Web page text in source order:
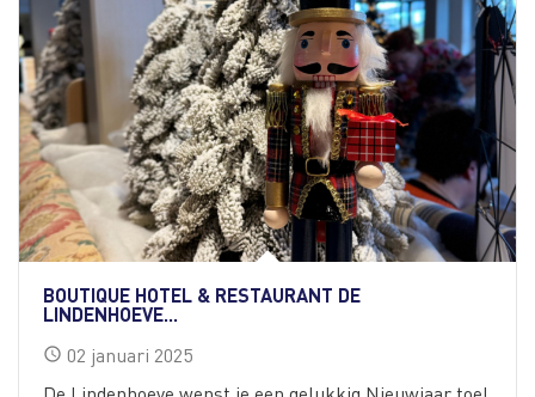
BOUTIQUE HOTEL & RESTAURANT DE
LINDENHOEVE...
schedule 02 januari 2025